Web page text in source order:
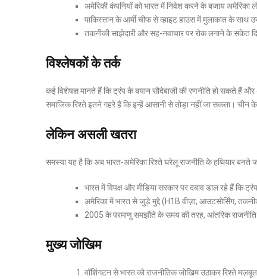
अमेरिकी कंपनियों को भारत में निवेश करने के बजाय अमेरिका
पाकिस्तान के आर्मी चीफ से व्हाइट हाउस में मुलाकात के
तकनीकी साझेदारी और सह-नवाचार पर रोक लगाने के संकेत
विश्लेषकों के तर्क
कई विशेषज्ञ मानते हैं कि ट्रंप के बयान सौदेबाज़ी की रणनीति हो सकते हैं
समाजिक रिश्ते इतने गहरे हैं कि इन्हें आसानी से तोड़ा नहीं जा सकता। चीन
लेकिन असली खतरा
समस्या यह है कि अब भारत-अमेरिका रिश्ते घरेलू राजनीति के हथियार बनते
भारत में विपक्ष और मीडिया सरकार पर दबाव डाल रहे हैं कि
अमेरिका में भारत से जुड़े मुद्दे (H1B वीज़ा, आउटसोर्सिंग,
2005 के परमाणु समझौते के समय की तरह, आंतरिक राजनीति
मुख्य जोखिम
वॉशिंगटन से भारत को राजनीतिक जोखिम उठाकर रिश्ते